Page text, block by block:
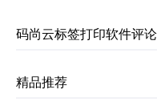
码尚云标签打印软件评论
精品推荐